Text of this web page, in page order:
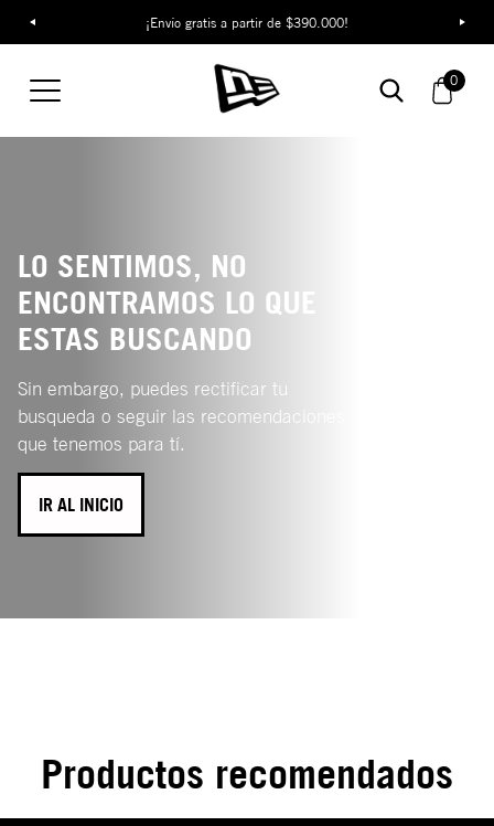
¡Envío gratis a partir de $390.000!
0
LO SENTIMOS, NO
ENCONTRAMOS LO QUE
ESTAS BUSCANDO
Sin embargo, puedes rectificar tu
busqueda o seguir las recomendaciones
que tenemos para tí.
IR AL INICIO
Productos recomendados